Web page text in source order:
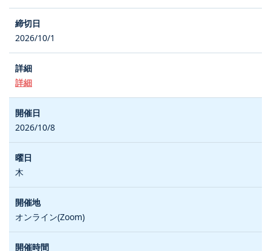
2026/10/1
詳細
2026/10/8
木
オンライン(Zoom)